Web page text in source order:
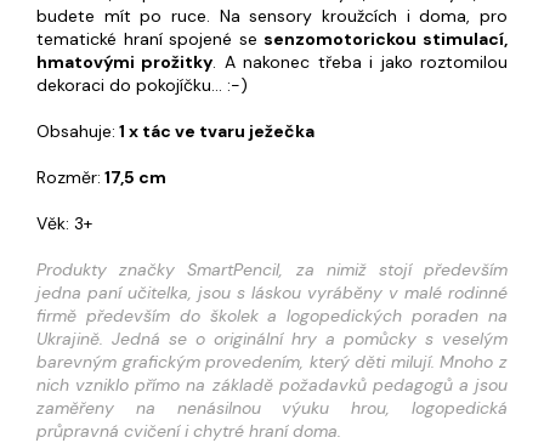
budete mít po ruce. Na sensory kroužcích i doma, pro
tematické hraní spojené se senzomotorickou stimulací,
hmatovými prožitky. A nakonec třeba i jako roztomilou
dekoraci do pokojíčku... :-)
Obsahuje: 1 x tác ve tvaru ježečka
Rozměr: 17,5 cm
Věk: 3+
Produkty značky SmartPencil, za nimiž stojí především
jedna paní učitelka, jsou s láskou vyráběny v malé rodinné
firmě především do školek a logopedických poraden na
Ukrajině. Jedná se o originální hry a pomůcky s veselým
barevným grafickým provedením, který děti milují. Mnoho z
nich vzniklo přímo na základě požadavků pedagogů a jsou
zaměřeny na nenásilnou výuku hrou, logopedická
průpravná cvičení i chytré hraní doma.